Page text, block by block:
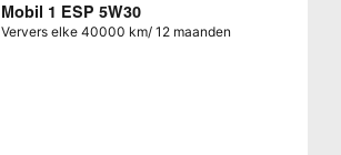
Mobil 1 ESP 5W30
Ververs elke 40000 km/ 12 maanden